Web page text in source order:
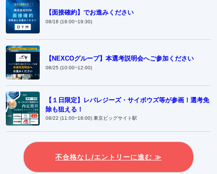
【面接確約】でお進みください
08/18 (18:00~19:30)
【NEXCOグループ】本選考説明会へご参加ください
08/25 (10:00~12:00)
【１日限定】レバレジーズ・サイボウズ等が参画！選考免
除も狙える！
08/22 (11:00~18:00) 東京ビッグサイト駅
不合格なし/エントリーに進む ≫